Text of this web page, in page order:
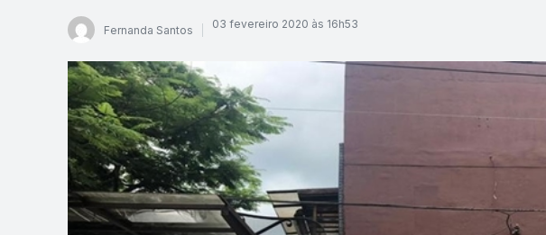
Fernanda Santos 03 fevereiro 2020 às 16h53